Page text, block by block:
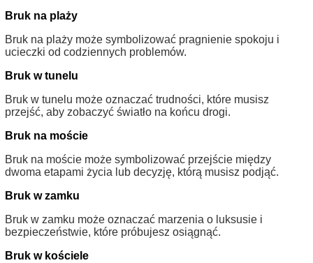
Bruk na plaży
Bruk na plaży może symbolizować pragnienie spokoju i
ucieczki od codziennych problemów.
Bruk w tunelu
Bruk w tunelu może oznaczać trudności, które musisz
przejść, aby zobaczyć światło na końcu drogi.
Bruk na moście
Bruk na moście może symbolizować przejście między
dwoma etapami życia lub decyzję, którą musisz podjąć.
Bruk w zamku
Bruk w zamku może oznaczać marzenia o luksusie i
bezpieczeństwie, które próbujesz osiągnąć.
Bruk w kościele